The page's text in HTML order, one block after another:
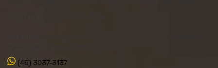
(45) 3037-3137